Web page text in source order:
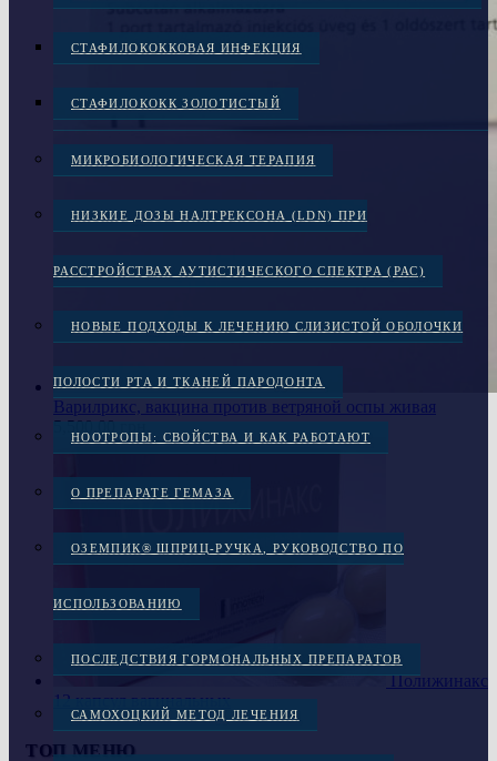
СТАФИЛОКОККОВАЯ ИНФЕКЦИЯ
СТАФИЛОКОКК ЗОЛОТИСТЫЙ
МИКРОБИОЛОГИЧЕСКАЯ ТЕРАПИЯ
НИЗКИЕ ДОЗЫ НАЛТРЕКСОНА (LDN) ПРИ
РАССТРОЙСТВАХ АУТИСТИЧЕСКОГО СПЕКТРА (РАС)
НОВЫЕ ПОДХОДЫ К ЛЕЧЕНИЮ СЛИЗИСТОЙ ОБОЛОЧКИ
ПОЛОСТИ РТА И ТКАНЕЙ ПАРОДОНТА
НООТРОПЫ: СВОЙСТВА И КАК РАБОТАЮТ
О ПРЕПАРАТЕ ГЕМАЗА
ОЗЕМПИК® ШПРИЦ-РУЧКА, РУКОВОДСТВО ПО
ИСПОЛЬЗОВАНИЮ
ПОСЛЕДСТВИЯ ГОРМОНАЛЬНЫХ ПРЕПАРАТОВ
САМОХОЦКИЙ МЕТОД ЛЕЧЕНИЯ
Варилрикс, вакцина против ветряной оспы живая
5,500.00
грн.
Полижинакс
12 капсул вагинальных
ТОП МЕНЮ